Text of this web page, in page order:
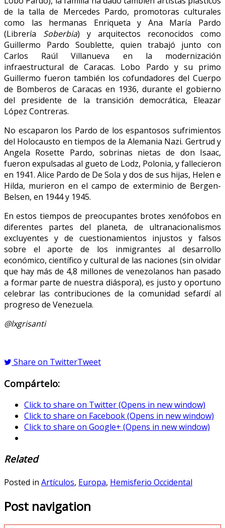
de la talla de Mercedes Pardo, promotoras culturales
como las hermanas Enriqueta y Ana María Pardo
(Librería Soberbia) y arquitectos reconocidos como
Guillermo Pardo Soublette, quien trabajó junto con
Carlos Raúl Villanueva en la modernización
infraestructural de Caracas. Lobo Pardo y su primo
Guillermo fueron también los cofundadores del Cuerpo
de Bomberos de Caracas en 1936, durante el gobierno
del presidente de la transición democrática, Eleazar
López Contreras.
No escaparon los Pardo de los espantosos sufrimientos
del Holocausto en tiempos de la Alemania Nazi. Gertrud y
Angela Rosette Pardo, sobrinas nietas de don Isaac,
fueron expulsadas al gueto de Lodz, Polonia, y fallecieron
en 1941. Alice Pardo de De Sola y dos de sus hijas, Helen e
Hilda, murieron en el campo de exterminio de Bergen-
Belsen, en 1944 y 1945.
En estos tiempos de preocupantes brotes xenófobos en
diferentes partes del planeta, de ultranacionalismos
excluyentes y de cuestionamientos injustos y falsos
sobre el aporte de los inmigrantes al desarrollo
económico, científico y cultural de las naciones (sin olvidar
que hay más de 4,8 millones de venezolanos han pasado
a formar parte de nuestra diáspora), es justo y oportuno
celebrar las contribuciones de la comunidad sefardí al
progreso de Venezuela.
@lxgrisanti
Share on TwitterTweet
Compártelo:
Click to share on Twitter (Opens in new window)
Click to share on Facebook (Opens in new window)
Click to share on Google+ (Opens in new window)
Related
Posted in Artículos, Europa, Hemisferio Occidental
Post navigation